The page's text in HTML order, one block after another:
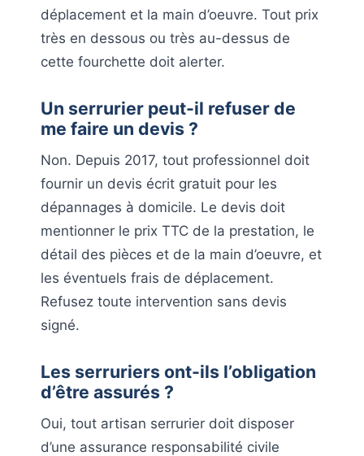
déplacement et la main d’oeuvre. Tout prix
très en dessous ou très au-dessus de
cette fourchette doit alerter.
Un serrurier peut-il refuser de
me faire un devis ?
Non. Depuis 2017, tout professionnel doit
fournir un devis écrit gratuit pour les
dépannages à domicile. Le devis doit
mentionner le prix TTC de la prestation, le
détail des pièces et de la main d’oeuvre, et
les éventuels frais de déplacement.
Refusez toute intervention sans devis
signé.
Les serruriers ont-ils l’obligation
d’être assurés ?
Oui, tout artisan serrurier doit disposer
d’une assurance responsabilité civile